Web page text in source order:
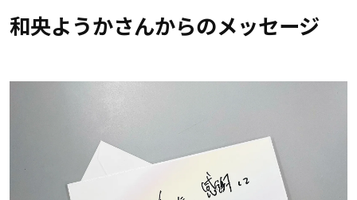
和央ようかさんからのメッセージ